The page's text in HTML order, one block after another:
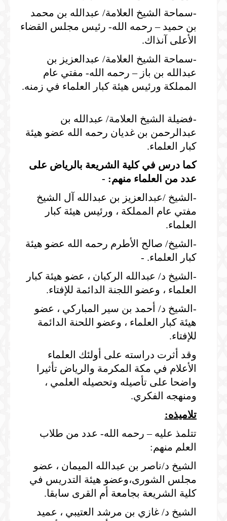
-سماحة الشيخ العلامة/ عبدالله بن محمد
بن حميد – رحمه الله- رئيس مجلس القضاء
الأعلى آنذاك.
-سماحة الشيخ العلامة/ عبدالعزيز بن
عبدالله بن باز – رحمه الله- مفتي عام
المملكة ورئيس هيئة كبار العلماء في زمنه.
-فضيلة الشيخ العلامة/ عبدالله بن
عبدالرحمن بن غديان رحمه الله عضو هيئة
كبار العلماء.
كما درس في كلية الشريعة بالرياض على
عدد من العلماء منهم: -
-الشيخ /عبدالعزيز بن عبدالله آل الشيخ
مفتي عام المملكة ، ورئيس هيئة كبار
العلماء.
-الشيخ/ صالح الأطرم رحمه الله عضو هيئة
كبار العلماء. -
-الشيخ د/ عبدالله الركبان ، عضو هيئة كبار
العلماء ، وعضو اللجنة الدائمة للإفتاء.
-الشيخ د/ أحمد بن سير المباركي ، عضو
هيئة كبار العلماء ، وعضو اللحنة الدائمة
للإفتاء.
وقد أثرت دراسته على أولئك العلماء
الأعلام في مكة المكرمة والرياض تأثيرا
واضحا على تأصيله وتحصيله العلمي ،
ومنهجه الفكري.
تلاميذه:
تتلمذ عليه – رحمه الله- عدد من طلاب
العلم منهم:
الشيخ د/ناصر بن عبدالله الميمان ، عضو
مجلس الشورى،وعضو هيئة التدريس في
كلية الشريعة بجامعة أم القرى سابقا.
الشيخ د/ غازي بن مرشد العتيبي ، عميد